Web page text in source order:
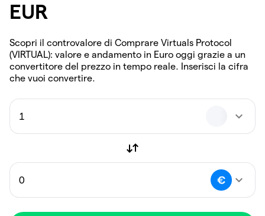
EUR
Scopri il controvalore di Comprare Virtuals Protocol
(VIRTUAL): valore e andamento in Euro oggi grazie a un
convertitore del prezzo in tempo reale. Inserisci la cifra
che vuoi convertire.